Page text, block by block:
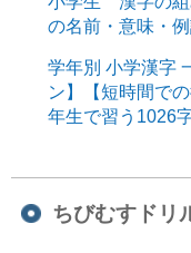
の名前・意味・例
学年別 小学漢字
ン】【短時間で
年生で習う1026
ちびむすドリ